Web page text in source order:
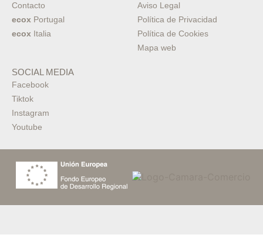
Contacto
ecox Portugal
ecox Italia
Aviso Legal
Política de Privacidad
Política de Cookies
Mapa web
SOCIAL MEDIA
Facebook
Tiktok
Instagram
Youtube